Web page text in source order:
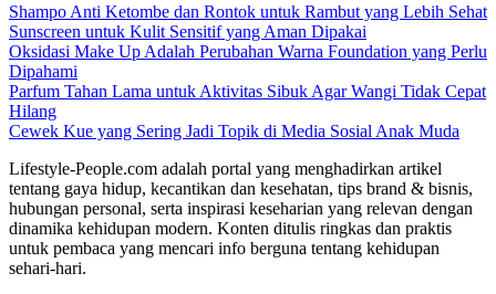
Shampo Anti Ketombe dan Rontok untuk Rambut yang Lebih Sehat
Sunscreen untuk Kulit Sensitif yang Aman Dipakai
Oksidasi Make Up Adalah Perubahan Warna Foundation yang Perlu
Dipahami
Parfum Tahan Lama untuk Aktivitas Sibuk Agar Wangi Tidak Cepat
Hilang
Cewek Kue yang Sering Jadi Topik di Media Sosial Anak Muda
Lifestyle-People.com adalah portal yang menghadirkan artikel
tentang gaya hidup, kecantikan dan kesehatan, tips brand & bisnis,
hubungan personal, serta inspirasi keseharian yang relevan dengan
dinamika kehidupan modern. Konten ditulis ringkas dan praktis
untuk pembaca yang mencari info berguna tentang kehidupan
sehari-hari.